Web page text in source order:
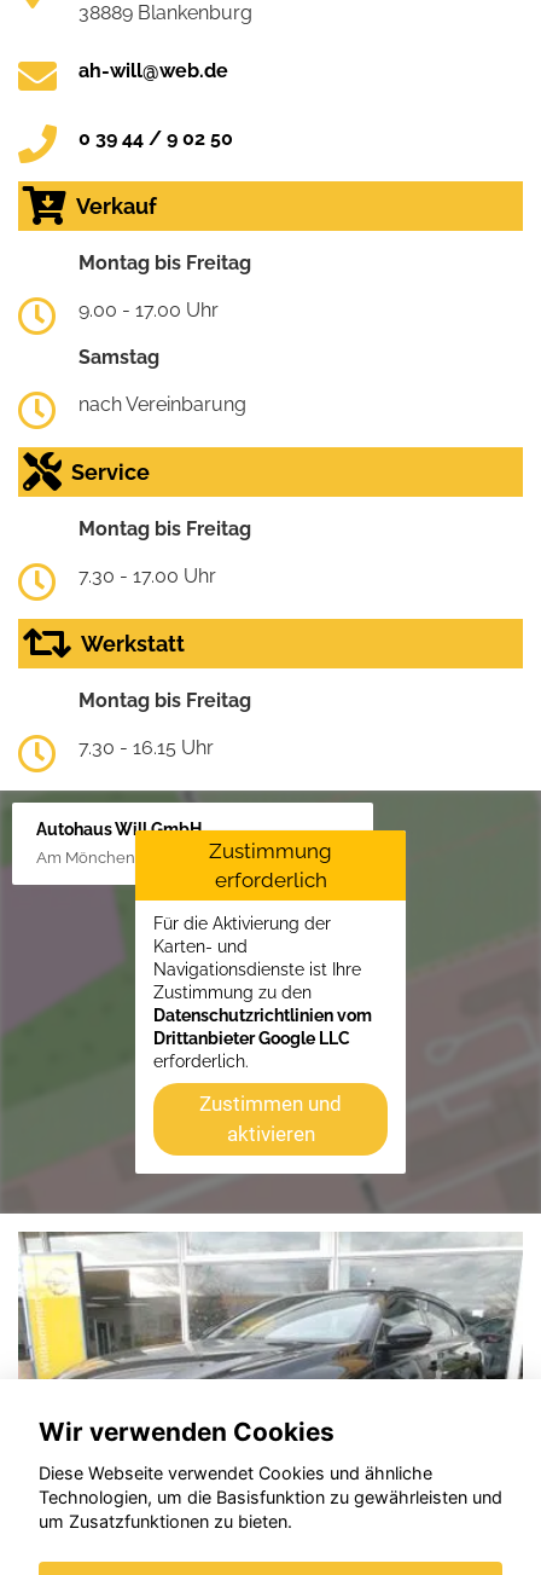
38889 Blankenburg
ah-will@web.de
0 39 44 / 9 02 50
Verkauf
Montag bis Freitag
9.00 - 17.00 Uhr
Samstag
nach Vereinbarung
Service
Montag bis Freitag
7.30 - 17.00 Uhr
Werkstatt
Montag bis Freitag
7.30 - 16.15 Uhr
Autohaus Will GmbH
Am Mönchenfelde 18, 38889 Blankenburg
Zustimmung
erforderlich
Für die Aktivierung der
Karten- und
Navigationsdienste ist Ihre
Zustimmung zu den
Datenschutzrichtlinien vom
Drittanbieter Google LLC
erforderlich.
Zustimmen und
aktivieren
Wir verwenden Cookies
Diese Webseite verwendet Cookies und ähnliche
Technologien, um die Basisfunktion zu gewährleisten und
um Zusatzfunktionen zu bieten.